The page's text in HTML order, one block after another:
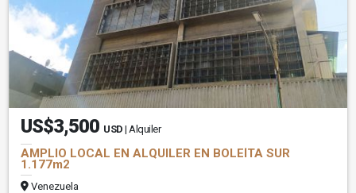
US$3,500 USD | Alquiler
AMPLIO LOCAL EN ALQUILER EN BOLEÍTA SUR
1.177m2
Venezuela